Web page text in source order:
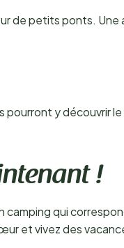
de petits ponts.
y découvrir le
!
qui
et vivez des